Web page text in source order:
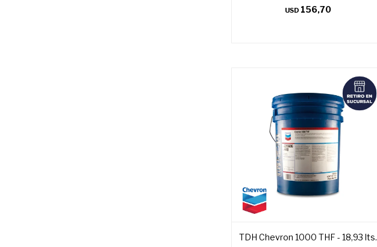
USD 156,70
TDH Chevron 1000 THF - 18,93 lts.